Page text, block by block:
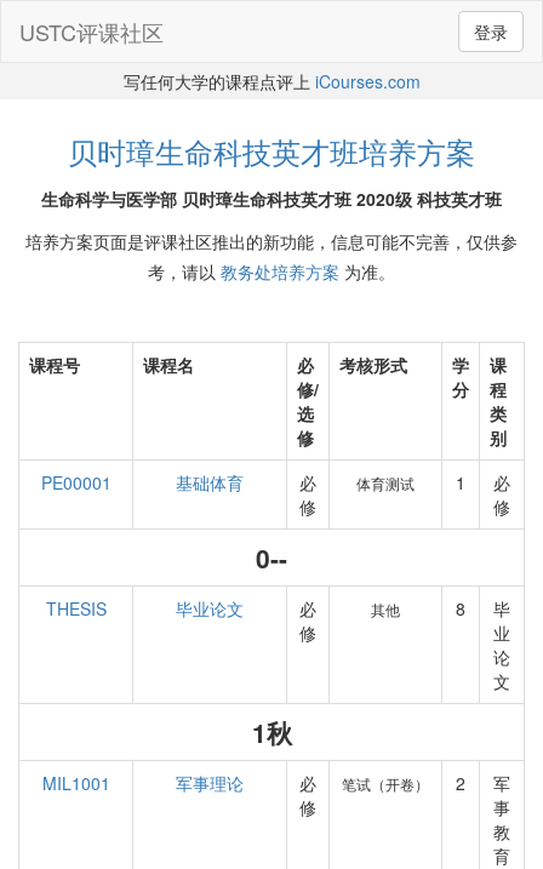
登录
USTC评课社区
写任何大学的课程点评上 iCourses.com
贝时璋生命科技英才班培养方案
生命科学与医学部 贝时璋生命科技英才班 2020级 科技英才班
培养方案页面是评课社区推出的新功能，信息可能不完善，仅供参
考，请以 教务处培养方案 为准。
课程号 课程名
必
修/
选
修
考核形式
学
分
课
程
类
别
PE00001
基础体育
必
修
体育测试 1
必
修
0--
THESIS 毕业论文
必
修
其他 8
毕
业
论
文
1秋
MIL1001 军事理论
必
修
笔试（开卷） 2
军
事
教
育